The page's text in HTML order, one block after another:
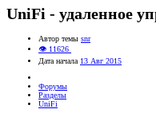
UniFi - удаленное
Автор темы snr
👁 11626
Дата начала 13 Авг 2015
Форумы
Разделы
UniFi